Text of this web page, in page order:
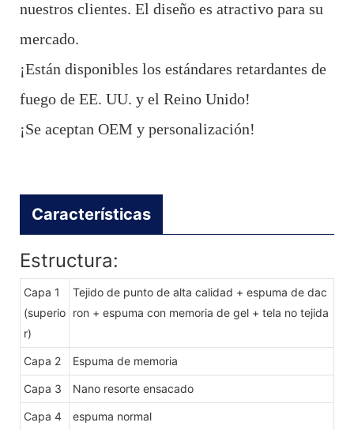
nuestros clientes. El diseño es atractivo para su
mercado.
¡Están disponibles los estándares retardantes de
fuego de EE. UU. y el Reino Unido!
¡Se aceptan OEM y personalización!
Características
Estructura:
Capa 1
(superio
r)
Tejido de punto de alta calidad + espuma de dac
ron + espuma con memoria de gel + tela no tejida
Capa 2 Espuma de memoria
Capa 3 Nano resorte ensacado
Capa 4 espuma normal